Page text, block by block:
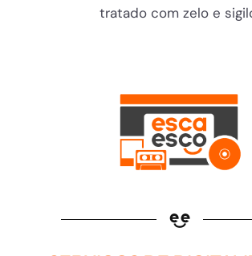
tratado com zelo e